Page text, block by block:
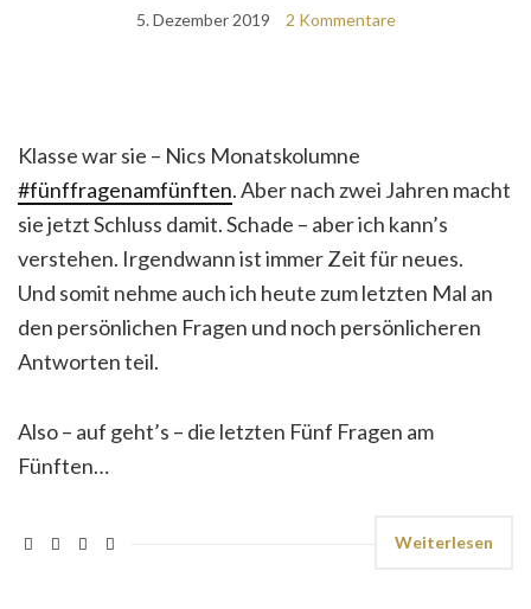
5. Dezember 2019 2 Kommentare
Klasse war sie – Nics Monatskolumne
#fünffragenamfünften. Aber nach zwei Jahren macht
sie jetzt Schluss damit. Schade – aber ich kann’s
verstehen. Irgendwann ist immer Zeit für neues.
Und somit nehme auch ich heute zum letzten Mal an
den persönlichen Fragen und noch persönlicheren
Antworten teil.
Also – auf geht’s – die letzten Fünf Fragen am
Fünften…
Weiterlesen